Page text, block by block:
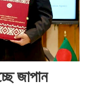
জাপান